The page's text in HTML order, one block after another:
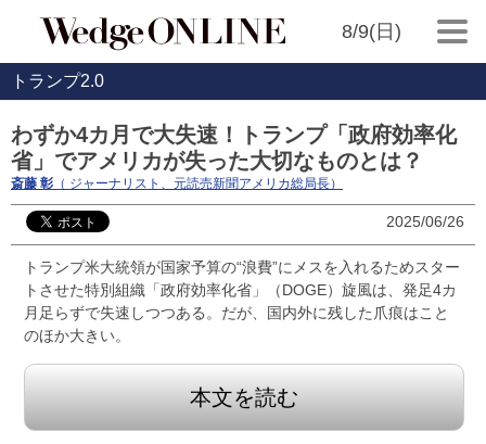
8/9(日)
トランプ2.0
わずか4カ月で大失速！トランプ「政府効率化
省」でアメリカが失った大切なものとは？
斎藤 彰 （ ジャーナリスト、元読売新聞アメリカ総局長）
2025/06/26
トランプ米大統領が国家予算の“浪費”にメスを入れるためスター
トさせた特別組織「政府効率化省」（DOGE）旋風は、発足4カ
月足らずで失速しつつある。だが、国内外に残した爪痕はこと
のほか大きい。
本文を読む